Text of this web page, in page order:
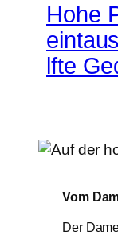
Hohe
lfte
Vom
Der